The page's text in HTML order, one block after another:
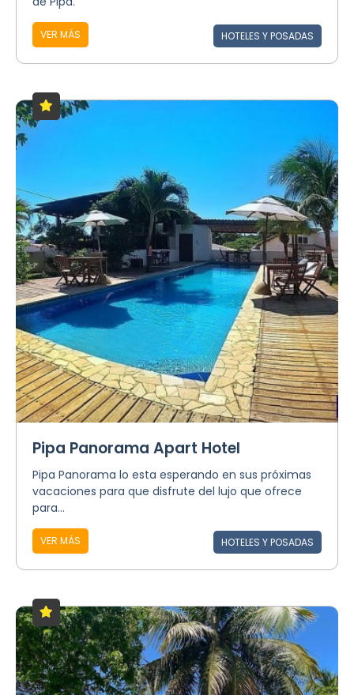
VER MÁS HOTELES Y POSADAS
Pipa Panorama Apart Hotel
Pipa Panorama lo esta esperando en sus próximas
vacaciones para que disfrute del lujo que ofrece
para...
VER MÁS HOTELES Y POSADAS